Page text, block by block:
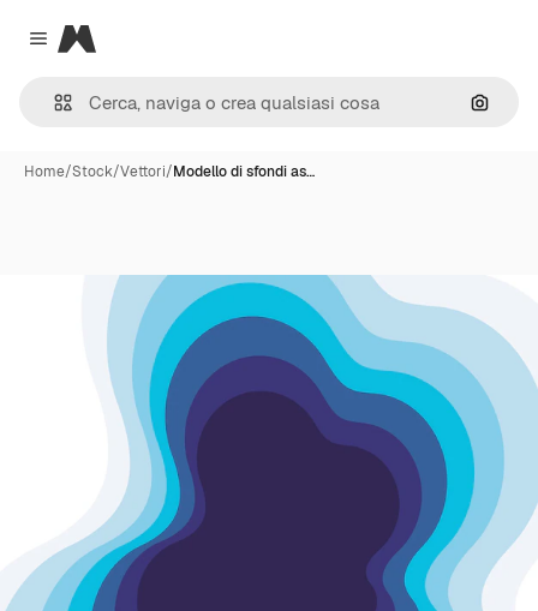
Close menu
Magnific
Cerca
Home/Stock/Vettori/Modello di sfondi as…